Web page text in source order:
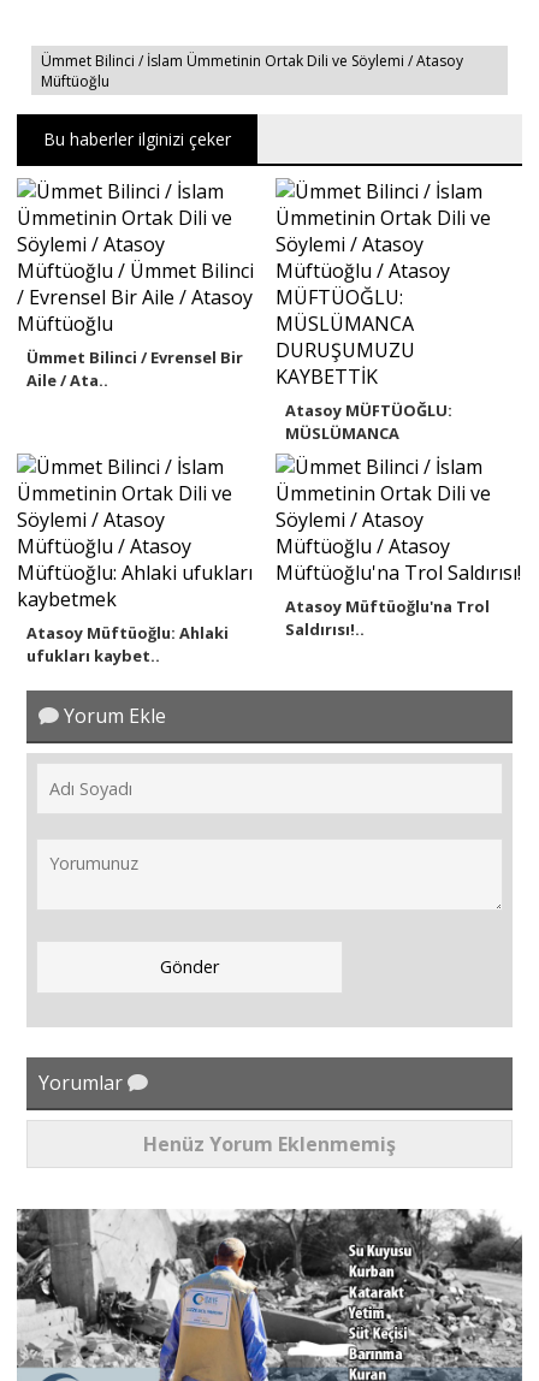
Ümmet Bilinci / İslam Ümmetinin Ortak Dili ve Söylemi / Atasoy
Müftüoğlu
Bu haberler ilginizi çeker
Ümmet Bilinci / Evrensel Bir
Aile / Ata..
Atasoy MÜFTÜOĞLU:
MÜSLÜMANCA
DURUŞUMUZU ..
Atasoy Müftüoğlu: Ahlaki
ufukları kaybet..
Atasoy Müftüoğlu'na Trol
Saldırısı!..
Yorum Ekle
Yorumlar
Henüz Yorum Eklenmemiş